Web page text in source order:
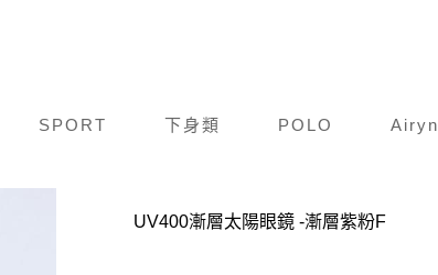
SPORT 下身類 POLO Airyn
UV400漸層太陽眼鏡 -漸層紫粉F